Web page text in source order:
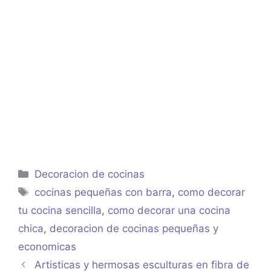
Categorías
Decoracion de cocinas
Etiquetas
cocinas pequeñas con barra, como decorar
tu cocina sencilla, como decorar una cocina
chica, decoracion de cocinas pequeñas y
economicas
Artisticas y hermosas esculturas en fibra de